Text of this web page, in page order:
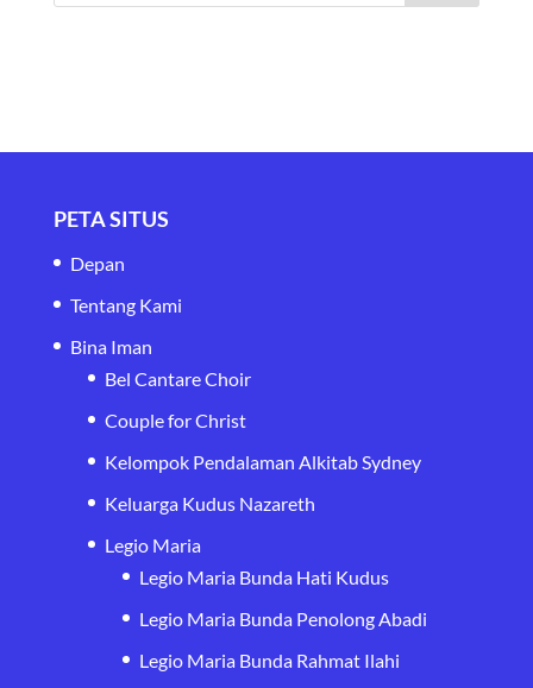
PETA SITUS
Depan
Tentang Kami
Bina Iman
Bel Cantare Choir
Couple for Christ
Kelompok Pendalaman Alkitab Sydney
Keluarga Kudus Nazareth
Legio Maria
Legio Maria Bunda Hati Kudus
Legio Maria Bunda Penolong Abadi
Legio Maria Bunda Rahmat Ilahi